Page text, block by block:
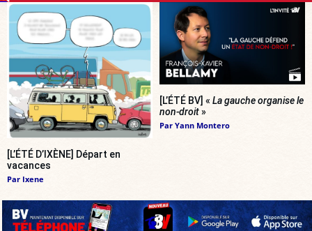
[L’ÉTÉ D’IXÈNE] Départ en
vacances
Par Ixene
[L’ÉTÉ BV] « La gauche organise le
non-droit»
Par Yann Montero